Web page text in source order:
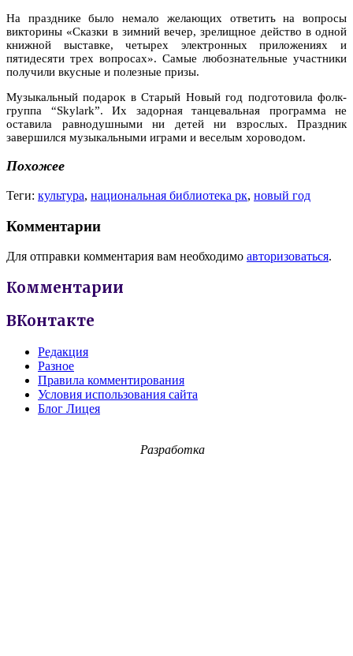
На празднике было немало желающих ответить на вопросы
викторины «Сказки в зимний вечер, зрелищное действо в одной
книжной выставке, четырех электронных приложениях и
пятидесяти трех вопросах». Самые любознательные участники
получили вкусные и полезные призы.
Музыкальный подарок в Старый Новый год подготовила фолк-
группа “Skylark”. Их задорная танцевальная программа не
оставила равнодушными ни детей ни взрослых. Праздник
завершился музыкальными играми и веселым хороводом.
Похожее
Теги: культура, национальная библиотека рк, новый год
Комментарии
Для отправки комментария вам необходимо авторизоваться.
Комментарии
ВКонтакте
Редакция
Разное
Правила комментирования
Условия использования сайта
Блог Лицея
Разработка